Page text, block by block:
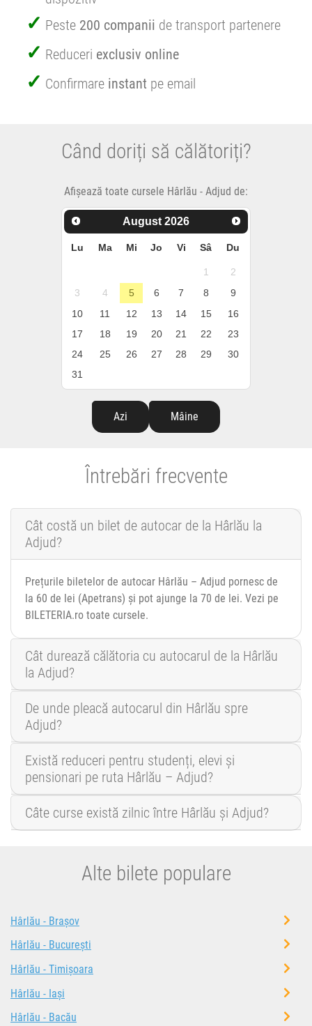
Peste 200 companii de transport partenere
Reduceri exclusiv online
Confirmare instant pe email
Când doriți să călătoriți?
Afișează toate cursele Hârlău - Adjud de:
August 2026
Lu Ma Mi Jo Vi Sâ Du
1
2
3
4 5 6 7 8
9
10
11 12 13 14 15
16
17
18 19 20 21 22
23
24
25 26 27 28 29
30
31
Azi Mâine
Întrebări frecvente
Cât costă un bilet de autocar de la Hârlău la
Adjud?
Prețurile biletelor de autocar Hârlău – Adjud pornesc de
la 60 de lei (Apetrans) și pot ajunge la 70 de lei. Vezi pe
BILETERIA.ro toate cursele.
Cât durează călătoria cu autocarul de la Hârlău
la Adjud?
De unde pleacă autocarul din Hârlău spre
Adjud?
Există reduceri pentru studenți, elevi și
pensionari pe ruta Hârlău – Adjud?
Câte curse există zilnic între Hârlău și Adjud?
Alte bilete populare
Hârlău - Brașov
Hârlău - București
Hârlău - Timișoara
Hârlău - Iași
Hârlău - Bacău